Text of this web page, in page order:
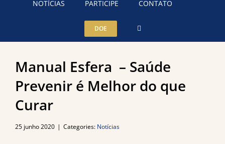
NOTÍCIAS PARTICIPE CONTATO
DOE
Manual Esfera – Saúde
Prevenir é Melhor do que
Curar
25 junho 2020 | Categories: Notícias